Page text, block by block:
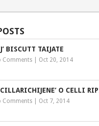
BISCUTT TAIJATE
Comments| Oct 20, 2014
O CELLI
Comments| Oct 7, 2014